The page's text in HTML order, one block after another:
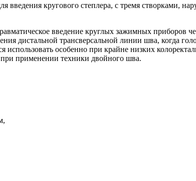
кругового степлера, с тремя створками,
введение круглых зажимных приборов
дистальной трансверсальной линии шва, когда
особенно при крайне низких
применении техники двойного шва.